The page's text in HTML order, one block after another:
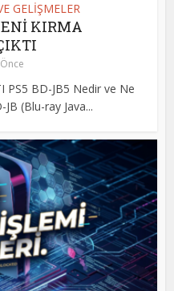
GELİŞMELER
KIRMA
PS5 BD-JB5 Nedir ve Ne
(Blu-ray Java...